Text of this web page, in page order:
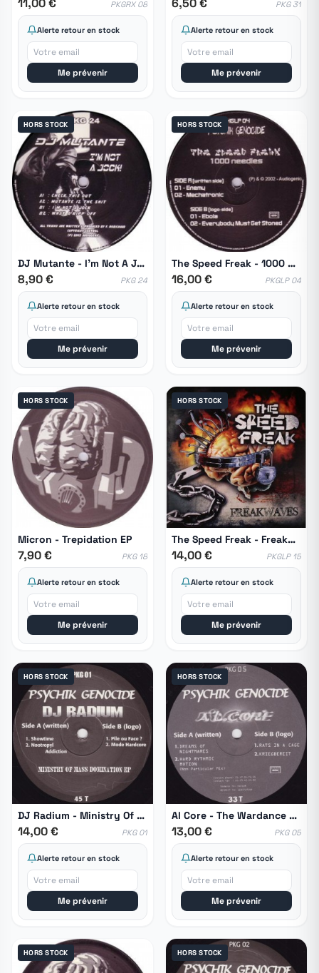
11,00 € PKGRX 08
Alerte retour en stock
Me prévenir
6,50 € PKG 31
Alerte retour en stock
Me prévenir
HORS STOCK
DJ Mutante - I'm Not A Jock!
8,90 € PKG 24
Alerte retour en stock
Me prévenir
HORS STOCK
The Speed Freak ‎- 1000 Needles
16,00 € PKGLP 04
Alerte retour en stock
Me prévenir
HORS STOCK
Micron ‎- Trepidation EP
7,90 € PKG 18
Alerte retour en stock
Me prévenir
HORS STOCK
The Speed Freak - Freakwaves
14,00 € PKGLP 15
Alerte retour en stock
Me prévenir
HORS STOCK
DJ Radium - Ministry Of Mass Domination E.P.
14,00 € PKG 01
Alerte retour en stock
Me prévenir
HORS STOCK
Al Core - The Wardance E.P.
13,00 € PKG 05
Alerte retour en stock
Me prévenir
HORS STOCK HORS STOCK